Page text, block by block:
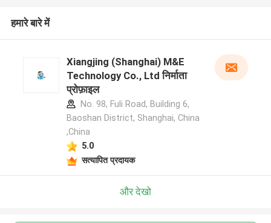
हमारे बारे में
Xiangjing (Shanghai) M&E
Technology Co., Ltd निर्माता
प्रोफ़ाइल
No. 98, Fuli Road, Building 6,
Baoshan District, Shanghai, China
,China
5.0
सत्यापित प्रदायक
और देखो